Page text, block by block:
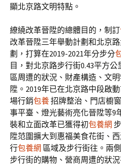
顯北京路文明特點。
繚繞改革晉陞的總體目的，制訂
改革晉陞三年舉動計劃和北京
劃，打算在2019-2021年分步分
目，對北京路步行街0.43平方
區周遭的狀況、財產構造、文
陞。2019年已在北京路中段啟
場行銷包養招牌整治、門店櫥
事平臺、燈光藝術亮化晉陞等9
裝和立面改革已獲得初包養網
陞范圍擴大到惠福美食花街、
行包養網 區域及步行街往。兩
步行街的購物、營商周遭的狀